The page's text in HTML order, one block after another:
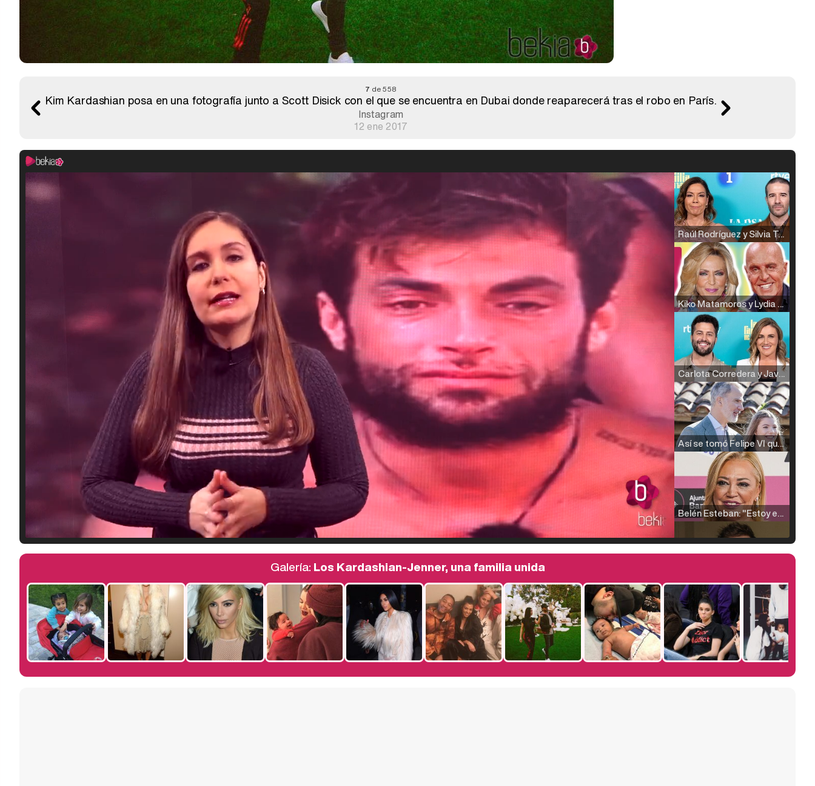
7 de 558
Kim Kardashian posa en una fotografía junto a Scott Disick con el que se encuentra en Dubai donde reaparecerá tras el robo en París.
Instagram
12 ene 2017
Raúl Rodríguez y Silvia Taulés nos cuentan su papel en 'La familia de la tele'
Kiko Matamoros y Lydia Lozano: "Nuestro público es de todas las edades y RTVE tiene un público muy pegado a las novelas, al que tenemos que captar"
Carlota Corredera y Javier de Hoyos: "La tele tiene que representar al público también y aquí están todos los perfiles posibles&quo;
Así se tomó Felipe VI que la Infanta Sofía no quisiera recibir formación militar
Belén Esteban: "Estoy emocionada, muy contenta y muy feliz por llegar a RTVE"
Manu Baqueiro: "Tuve como referente a Bruce Willis en 'Luz de Luna' para mi trabajo en la serie 'Perdiendo el juicio'"
Magdalena de Suecia responde a las críticas y explica por qué le han permitido lanzar su propio negocio
Galería: Los Kardashian-Jenner, una familia unida